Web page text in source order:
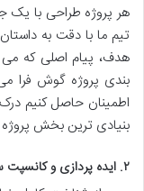
هر پروژه طراحی با یک
تیم ما با دقت به
هدف، پیام اصلی که
بندی پروژه گوش فرا
اطمینان حاصل کنیم درک
بنیادی ترین بخش
۲. ایده پردازی و کانسپت سازی: خلق ایده از هیچ